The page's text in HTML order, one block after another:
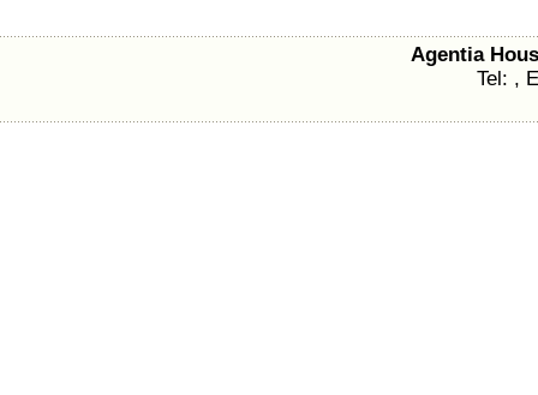
Agentia
Tel: ,